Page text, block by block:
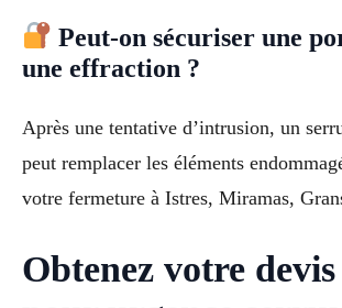
Peut-on sécuriser une
une effraction ?
Après une tentative d’intrusion, un
peut remplacer les éléments
votre fermeture à Istres, Miramas,
Obtenez votre